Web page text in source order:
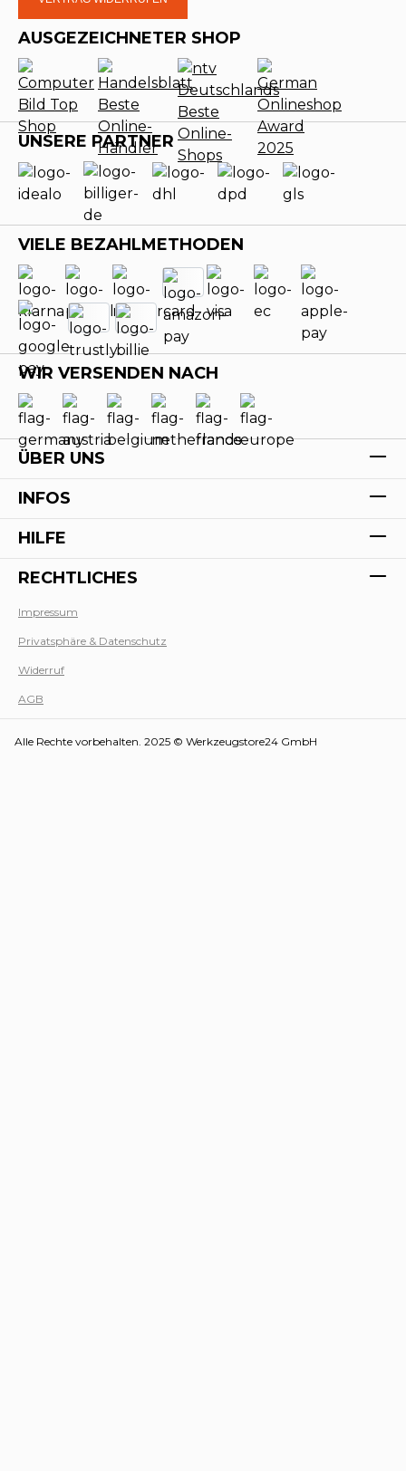
AUSGEZEICHNETER SHOP
UNSERE PARTNER
VIELE BEZAHLMETHODEN
WIR VERSENDEN NACH
ÜBER UNS
INFOS
HILFE
RECHTLICHES
Impressum
Privatsphäre & Datenschutz
Widerruf
AGB
Alle Rechte vorbehalten. 2025 © Werkzeugstore24 GmbH